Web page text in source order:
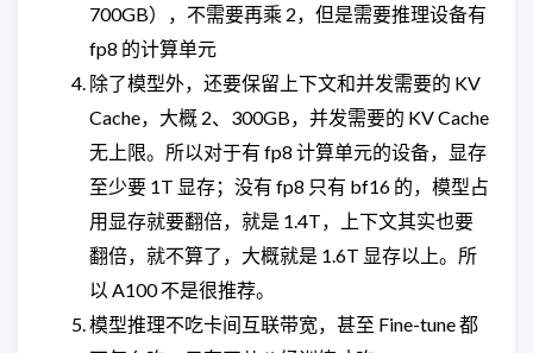
700GB），不需要再乘 2，但是需要推理设备有
fp8 的计算单元
除了模型外，还要保留上下文和并发需要的 KV
Cache，大概 2、300GB，并发需要的 KV Cache
无上限。所以对于有 fp8 计算单元的设备，显存
至少要 1T 显存；没有 fp8 只有 bf16 的，模型占
用显存就要翻倍，就是 1.4T，上下文其实也要
翻倍，就不算了，大概就是 1.6T 显存以上。所
以 A100 不是很推荐。
模型推理不吃卡间互联带宽，甚至 Fine-tune 都